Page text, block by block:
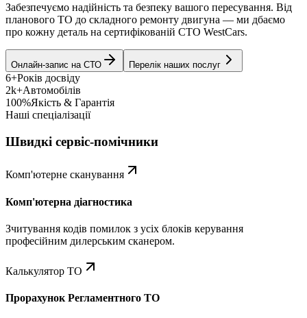
Забезпечуємо надійність та безпеку вашого пересування. Від
планового ТО до складного ремонту двигуна — ми дбаємо
про кожну деталь на сертифікованій СТО WestCars.
Онлайн-запис на СТО Перелік наших послуг
6+Років досвіду
2k+Автомобілів
100%Якість & Гарантія
Наші спеціалізації
Швидкі сервіс-помічники
Комп'ютерне сканування
Комп'ютерна діагностика
Зчитування кодів помилок з усіх блоків керування
професійним дилерським сканером.
Калькулятор ТО
Прорахунок Регламентного ТО